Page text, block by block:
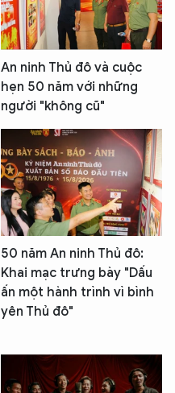
An ninh Thủ đô và cuộc
hẹn 50 năm với những
người "không cũ"
50 năm An ninh Thủ đô:
Khai mạc trưng bày "Dấu
ấn một hành trình vì bình
yên Thủ đô"